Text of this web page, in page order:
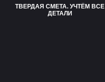
ТВЕРДАЯ СМЕТА. УЧТЁМ ВСЕ
ДЕТАЛИ